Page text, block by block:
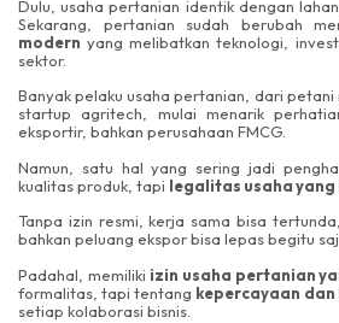
Dulu, usaha pertanian identik dengan
Sekarang, pertanian sudah berubah
modern yang melibatkan teknologi,
sektor.
Banyak pelaku usaha pertanian, dari
startup agritech, mulai menarik
eksportir, bahkan perusahaan FMCG.
Namun, satu hal yang sering jadi
kualitas produk, tapi legalitas usaha yang
Tanpa izin resmi, kerja sama bisa
bahkan peluang ekspor bisa lepas begitu
Padahal, memiliki izin usaha pertanian
formalitas, tapi tentang kepercayaan dan
setiap kolaborasi bisnis.